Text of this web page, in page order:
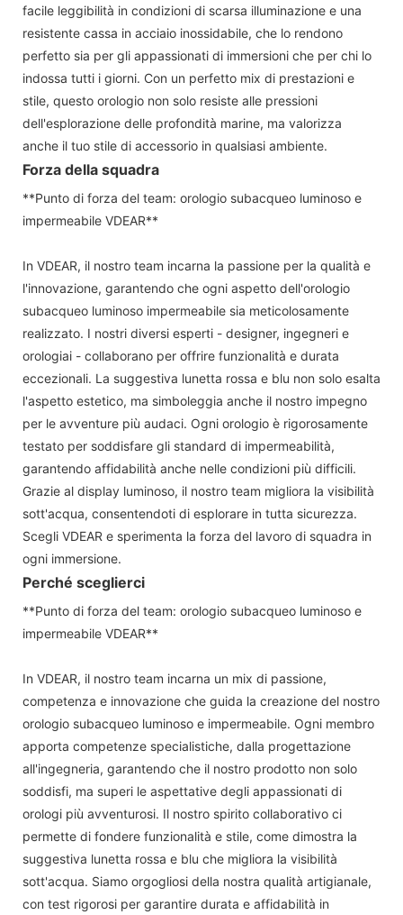
facile leggibilità in condizioni di scarsa illuminazione e una
resistente cassa in acciaio inossidabile, che lo rendono
perfetto sia per gli appassionati di immersioni che per chi lo
indossa tutti i giorni. Con un perfetto mix di prestazioni e
stile, questo orologio non solo resiste alle pressioni
dell'esplorazione delle profondità marine, ma valorizza
anche il tuo stile di accessorio in qualsiasi ambiente.
Forza della squadra
**Punto di forza del team: orologio subacqueo luminoso e
impermeabile VDEAR**
In VDEAR, il nostro team incarna la passione per la qualità e
l'innovazione, garantendo che ogni aspetto dell'orologio
subacqueo luminoso impermeabile sia meticolosamente
realizzato. I nostri diversi esperti - designer, ingegneri e
orologiai - collaborano per offrire funzionalità e durata
eccezionali. La suggestiva lunetta rossa e blu non solo esalta
l'aspetto estetico, ma simboleggia anche il nostro impegno
per le avventure più audaci. Ogni orologio è rigorosamente
testato per soddisfare gli standard di impermeabilità,
garantendo affidabilità anche nelle condizioni più difficili.
Grazie al display luminoso, il nostro team migliora la visibilità
sott'acqua, consentendoti di esplorare in tutta sicurezza.
Scegli VDEAR e sperimenta la forza del lavoro di squadra in
ogni immersione.
Perché sceglierci
**Punto di forza del team: orologio subacqueo luminoso e
impermeabile VDEAR**
In VDEAR, il nostro team incarna un mix di passione,
competenza e innovazione che guida la creazione del nostro
orologio subacqueo luminoso e impermeabile. Ogni membro
apporta competenze specialistiche, dalla progettazione
all'ingegneria, garantendo che il nostro prodotto non solo
soddisfi, ma superi le aspettative degli appassionati di
orologi più avventurosi. Il nostro spirito collaborativo ci
permette di fondere funzionalità e stile, come dimostra la
suggestiva lunetta rossa e blu che migliora la visibilità
sott'acqua. Siamo orgogliosi della nostra qualità artigianale,
con test rigorosi per garantire durata e affidabilità in